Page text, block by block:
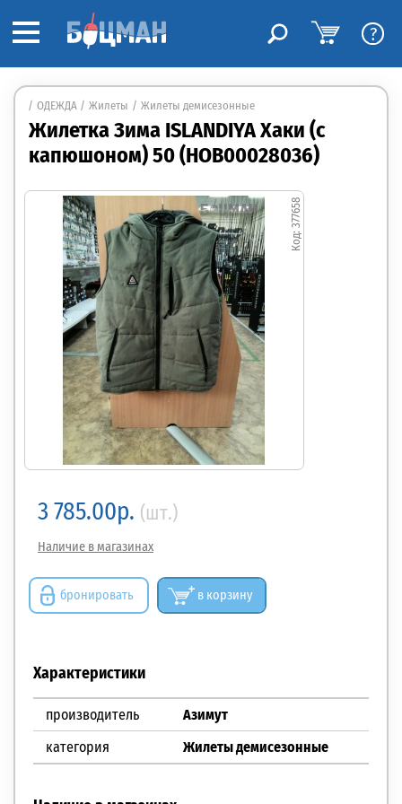
?
ОДЕЖДА Жилеты Жилеты демисезонные
Жилетка Зима ISLANDIYA Хаки (с
капюшоном) 50 (НОВ00028036)
377658
3 785.00р. (шт.)
Наличие в магазинах
бронировать в корзину
Характеристики
производитель
Азимут
категория
Жилеты демисезонные